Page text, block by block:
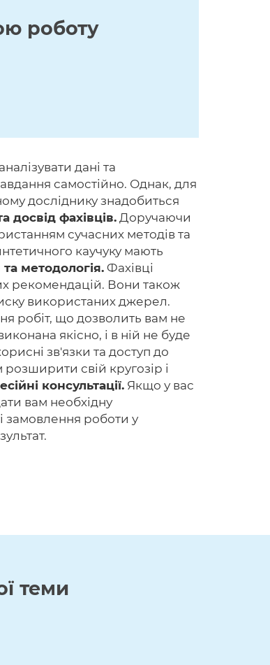
роботу
дані та
самостійно. Однак, для
досліднику знадобиться
досвід фахівців. Доручаючи
сучасних методів та
каучуку мають
методологія. Фахівці
рекомендацій. Вони також
використаних джерел.
робіт, що дозволить вам не
якісно, ​​і в ній не буде
зв'язки та доступ до
свій кругозір і
консультації. Якщо у вас
вам необхідну
замовлення роботи у
теми